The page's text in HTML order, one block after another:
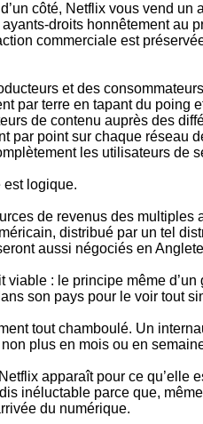
côté, Netflix vous vend
droits honnêtement au
commerciale est
et des
par terre en tapant du
de contenu auprès des
par point sur chaque réseau
les utilisateurs de
est logique.
de revenus des
distribué par un tel
aussi négociés en
viable : le principe même
son pays pour le voir tout
tout chamboulé. Un
plus en mois ou en
apparaît pour ce
inéluctable parce que,
du numérique.